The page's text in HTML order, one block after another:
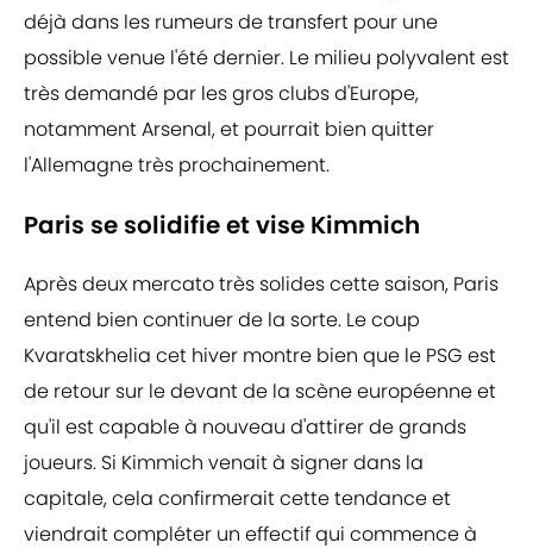
déjà dans les rumeurs de transfert pour une
possible venue l'été dernier. Le milieu polyvalent est
très demandé par les gros clubs d'Europe,
notamment Arsenal, et pourrait bien quitter
l'Allemagne très prochainement.
Paris se solidifie et vise Kimmich
Après deux mercato très solides cette saison, Paris
entend bien continuer de la sorte. Le coup
Kvaratskhelia cet hiver montre bien que le PSG est
de retour sur le devant de la scène européenne et
qu'il est capable à nouveau d'attirer de grands
joueurs. Si Kimmich venait à signer dans la
capitale, cela confirmerait cette tendance et
viendrait compléter un effectif qui commence à